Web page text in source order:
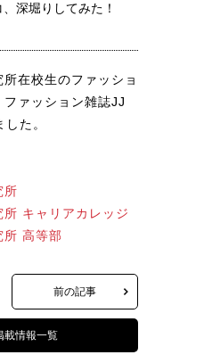
深堀りしてみた！
在校生のファッショ
ァッション雑誌JJ
た。
所
キャリアカレッジ
所 高等部
前の記事
載情報一覧